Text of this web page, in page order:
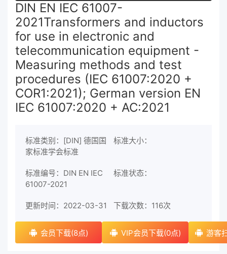
DIN EN IEC 61007-
2021Transformers and inductors
for use in electronic and
telecommunication equipment -
Measuring methods and test
procedures (IEC 61007:2020 +
COR1:2021); German version EN
IEC 61007:2020 + AC:2021
标准类别：[DIN] 德国国
家标准学会标准
标准大小：
标准编号：DIN EN IEC
61007-2021
标准状态：
更新时间：2022-03-31 下载次数： 116次
会员下载(8点) VIP会员下载(0点) 游客